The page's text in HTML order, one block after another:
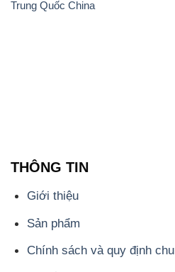
Trung Quốc China
THÔNG TIN
Giới thiệu
Sản phẩm
Chính sách và quy định